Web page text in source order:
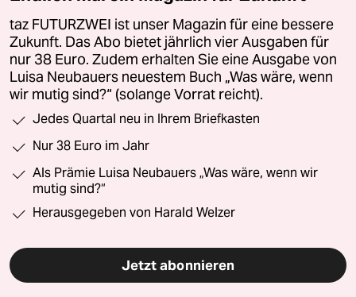
taz FUTURZWEI ist unser Magazin für eine bessere
Zukunft. Das Abo bietet jährlich vier Ausgaben für
nur 38 Euro. Zudem erhalten Sie eine Ausgabe von
Luisa Neubauers neuestem Buch „Was wäre, wenn
wir mutig sind?“ (solange Vorrat reicht).
Jedes Quartal neu in Ihrem Briefkasten
Nur 38 Euro im Jahr
Als Prämie Luisa Neubauers „Was wäre, wenn wir
mutig sind?“
Herausgegeben von Harald Welzer
Jetzt abonnieren